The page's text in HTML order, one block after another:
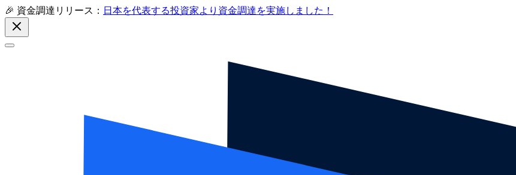
🎉 資金調達リリース： 日本を代表する投資家より資金調達を実施しました！